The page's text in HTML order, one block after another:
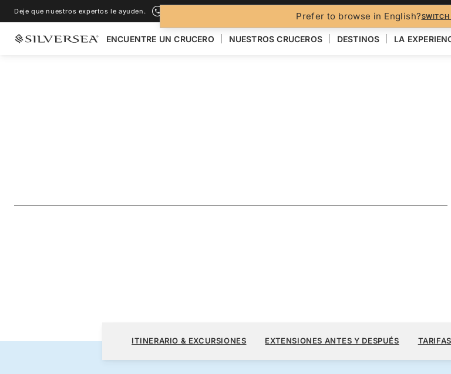
Prefer to browse in English?SWITCH
Deje que nuestros expertos le ayuden.
ENCUENTRE UN CRUCERO NUESTROS CRUCEROS DESTINOS LA
Papeete (Tahiti) a Papeete (Tahiti)
7 DIAS
POR
ITINERARIO & EXCURSIONES EXTENSIONES ANTES Y DESPUÉS